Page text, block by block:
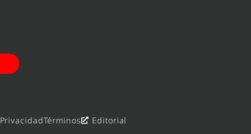
PrivacidadTérminos Editorial